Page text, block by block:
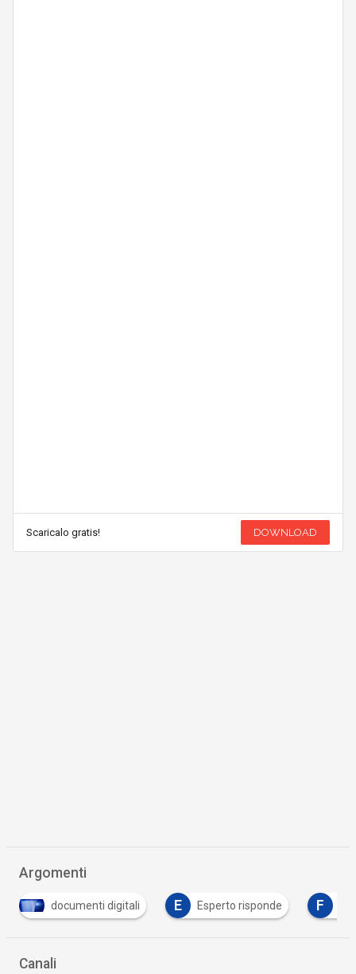
Scaricalo gratis! DOWNLOAD
Argomenti
documenti digitali E Esperto risponde F fattura
Canali